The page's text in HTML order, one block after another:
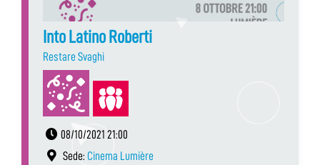
Into Latino Roberti
Restare Svaghi
08/10/2021 21:00
Sede: Cinema Lumière